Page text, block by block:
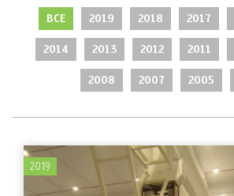
ВСЕ 2019 2018 2017
2014 2013 2012 2011
2008 2007 2005
2019